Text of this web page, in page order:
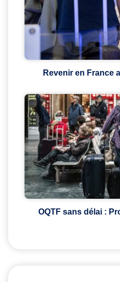
Revenir en France
OQTF sans délai :